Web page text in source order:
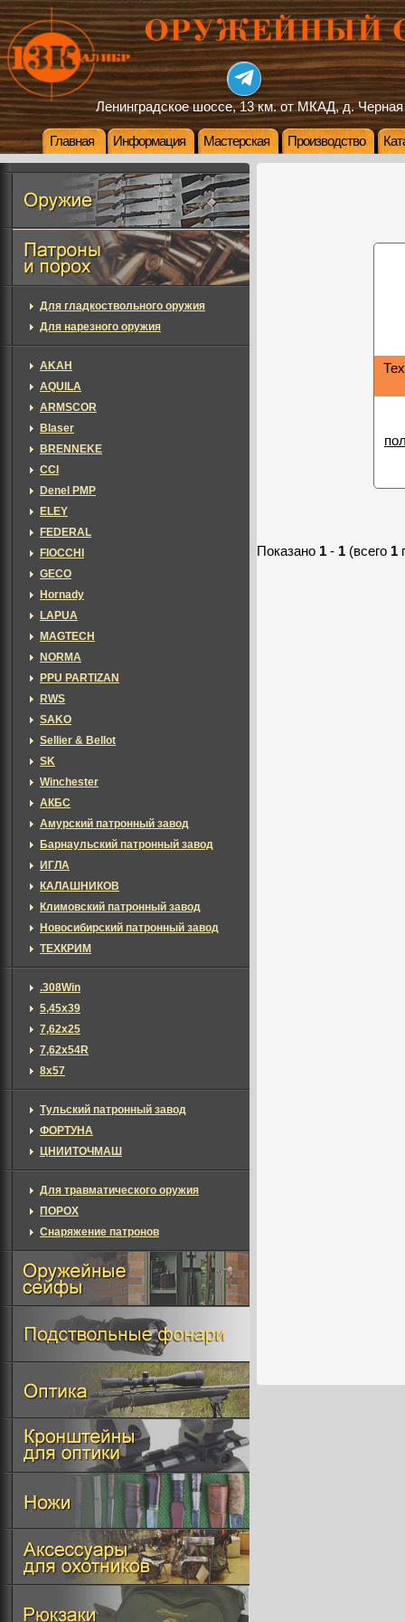
Ленинградское шоссе, 13 км. от МКАД, д. Черная
Главная Информация Мастерская Производство
Показано 1 - 1 (всего 1
Для гладкоствольного оружия
Для нарезного оружия
AKAH
AQUILA
ARMSCOR
Blaser
BRENNEKE
CCI
Denel PMP
ELEY
FEDERAL
FIOCCHI
GECO
Hornady
LAPUA
MAGTECH
NORMA
PPU PARTIZAN
RWS
SAKO
Sellier & Bellot
SK
Winchester
АКБС
Амурский патронный завод
Барнаульский патронный завод
ИГЛА
КАЛАШНИКОВ
Климовский патронный завод
Новосибирский патронный завод
ТЕХКРИМ
.308Win
5,45х39
7,62х25
7,62х54R
8x57
Тульский патронный завод
ФОРТУНА
ЦНИИТОЧМАШ
Для травматического оружия
ПОРОХ
Снаряжение патронов